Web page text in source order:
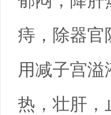
痔，除器官
用减子宫
热，壮肝，